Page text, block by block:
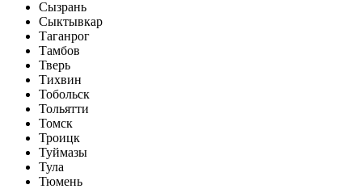
Сызрань
Сыктывкар
Таганрог
Тамбов
Тверь
Тихвин
Тобольск
Тольятти
Томск
Троицк
Туймазы
Тула
Тюмень